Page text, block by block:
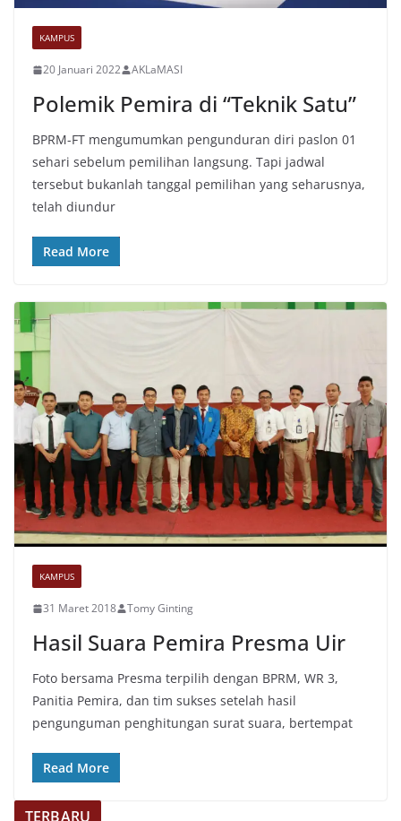
KAMPUS
20 Januari 2022 AKLaMASI
Polemik Pemira di “Teknik Satu”
BPRM-FT mengumumkan pengunduran diri paslon 01
sehari sebelum pemilihan langsung. Tapi jadwal
tersebut bukanlah tanggal pemilihan yang seharusnya,
telah diundur
Read More
KAMPUS
31 Maret 2018 Tomy Ginting
Hasil Suara Pemira Presma Uir
Foto bersama Presma terpilih dengan BPRM, WR 3,
Panitia Pemira, dan tim sukses setelah hasil
pengunguman penghitungan surat suara, bertempat
Read More
TERBARU